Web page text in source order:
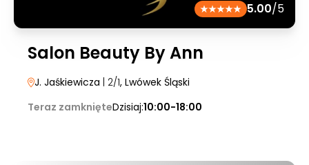
5.00/5
Salon Beauty By Ann
J. Jaśkiewicza | 2/1, Lwówek Śląski
Teraz zamknięteDzisiaj:10:00-18:00